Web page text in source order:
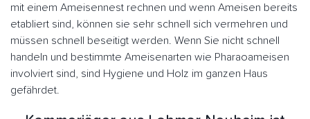
mit einem Ameisennest rechnen und wenn Ameisen bereits
etabliert sind, können sie sehr schnell sich vermehren und
müssen schnell beseitigt werden. Wenn Sie nicht schnell
handeln und bestimmte Ameisenarten wie Pharaoameisen
involviert sind, sind Hygiene und Holz im ganzen Haus
gefährdet.